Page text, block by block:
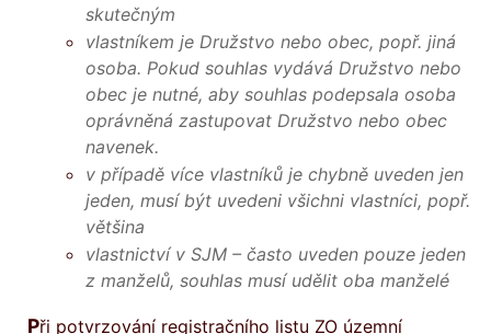
skutečným
vlastníkem je Družstvo nebo obec, popř. jiná
osoba. Pokud souhlas vydává Družstvo nebo
obec je nutné, aby souhlaspodepsala osoba
oprávněná zastupovat Družstvo nebo obec
navenek.
v případě více vlastníků je chybně uveden jen
jeden, musí být uvedeni všichni vlastníci, popř.
většina
vlastnictví v SJM – často uveden pouze jeden
z manželů, souhlas musí udělit oba manželé
Při potvrzování registračního listu ZO územní